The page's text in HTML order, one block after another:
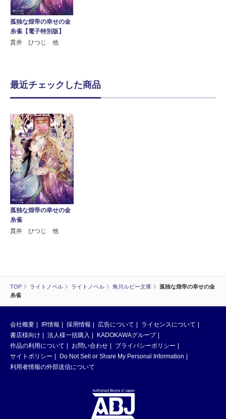
TOP ライトノベル ライトノベル 角川ルビー文庫
孤独な煌帝の幸せの金
糸雀
孤独な煌帝の幸せの金
糸雀【電子特別版】
貫井 ひつじ 他
最近チェックした商品
孤独な煌帝の幸せの金
糸雀
貫井 ひつじ 他
会社概要 IR情報 採用情報 広告について
ライセンスについて
書店様向け
法人様一括購入
KADOKAWAグループ
作品の利用について
お問い合わせ
プライバシーポリシー
サイトポリシー
Do Not Sell or Share My Personal Information
利用者情報の外部送信について